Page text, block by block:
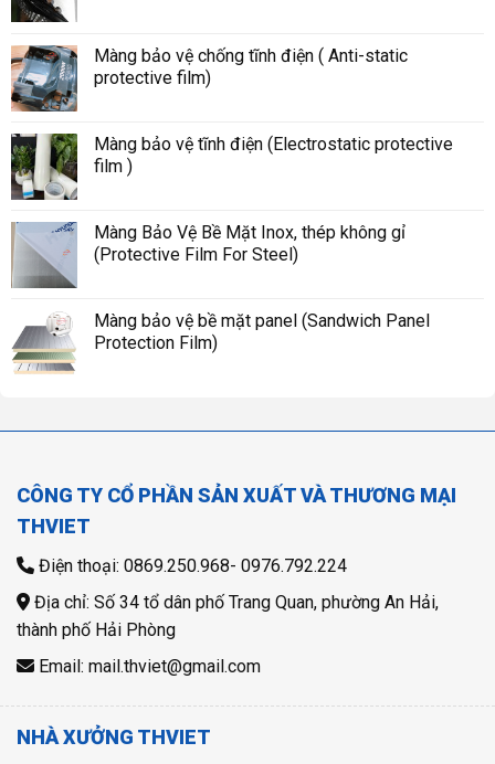
Màng bảo vệ chống tĩnh điện ( Anti-static
protective film)
Màng bảo vệ tĩnh điện (Electrostatic protective
film )
Màng Bảo Vệ Bề Mặt Inox, thép không gỉ
(Protective Film For Steel)
Màng bảo vệ bề mặt panel (Sandwich Panel
Protection Film)
CÔNG TY CỔ PHẦN SẢN XUẤT VÀ THƯƠNG MẠI
THVIET
Điện thoại: 0869.250.968- 0976.792.224
Địa chỉ: Số 34 tổ dân phố Trang Quan, phường An Hải,
thành phố Hải Phòng
Email: mail.thviet@gmail.com
NHÀ XƯỞNG THVIET